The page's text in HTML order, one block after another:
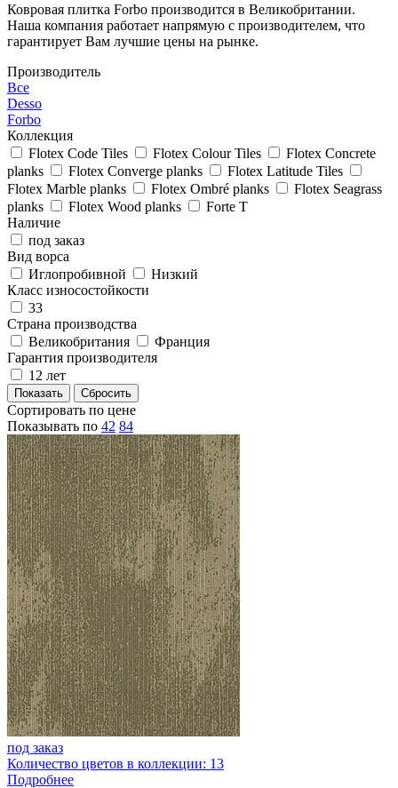
Ковровая плитка Forbo производится в Великобритании.
Наша компания работает напрямую с производителем, что
гарантирует Вам лучшие цены на рынке.
Производитель
Все
Desso
Forbo
Коллекция
Flotex Code Tiles
Flotex Colour Tiles
Flotex Concrete
planks
Flotex Converge planks
Flotex Latitude Tiles
Flotex Marble planks
Flotex Ombré planks
Flotex Seagrass
planks
Flotex Wood planks
Forte T
Наличие
под заказ
Вид ворса
Иглопробивной
Низкий
Класс износостойкости
33
Страна производства
Великобритания
Франция
Гарантия производителя
12 лет
Сортировать по цене
Показывать по 42 84
под заказ
Количество цветов в коллекции: 13
Подробнее